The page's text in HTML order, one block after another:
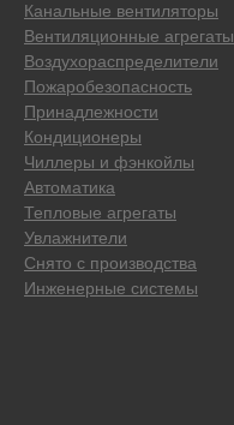
Канальные вентиляторы
Вентиляционные агрегаты
Воздухораспределители
Пожаробезопасность
Принадлежности
Кондиционеры
Чиллеры и фэнкойлы
Автоматика
Тепловые агрегаты
Увлажнители
Снято с производства
Инженерные системы